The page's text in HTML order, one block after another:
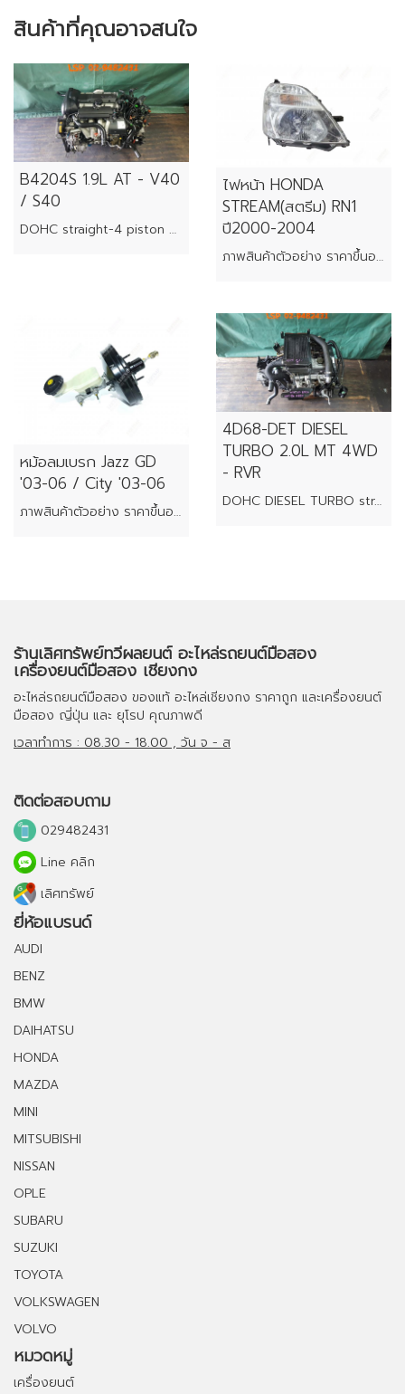
สินค้าที่คุณอาจสนใจ
B4204S 1.9L AT - V40
/ S40
DOHC straight-4 piston engine
ไฟหน้า HONDA
STREAM(สตรีม) RN1
ปี2000-2004
ภาพสินค้าตัวอย่าง ราคาขึ้นอยู่กับสภาพของแต่ละชิ้น
หม้อลมเบรก Jazz GD
'03-06 / City '03-06
ภาพสินค้าตัวอย่าง ราคาขึ้นอยู่กับสภาพของแต่ละชิ้น
4D68-DET DIESEL
TURBO 2.0L MT 4WD
- RVR
DOHC DIESEL TURBO straight-4 piston engine
ร้านเลิศทรัพย์ทวีผลยนต์ อะไหล่รถยนต์มือสอง
เครื่องยนต์มือสอง เชียงกง
อะไหล่รถยนต์มือสอง ของแท้ อะไหล่เชียงกง ราคาถูก และเครื่องยนต์
มือสอง ญี่ปุ่น และ ยุโรป คุณภาพดี
เวลาทำการ : 08.30 - 18.00 , วัน จ - ส
ติดต่อสอบถาม
029482431
Line คลิก
เลิศทรัพย์
ยี่ห้อแบรนด์
AUDI
BENZ
BMW
DAIHATSU
HONDA
MAZDA
MINI
MITSUBISHI
NISSAN
OPLE
SUBARU
SUZUKI
TOYOTA
VOLKSWAGEN
VOLVO
หมวดหมู่
เครื่องยนต์